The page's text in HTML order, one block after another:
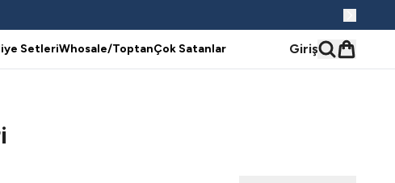
SetleriWhosale/ToptanÇok Satanlar Giriş